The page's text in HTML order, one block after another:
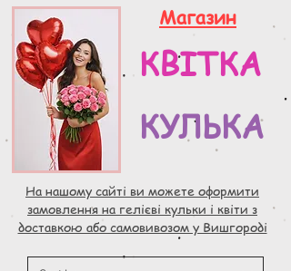
Магазин
КВІТКА
КУЛЬКА
На нашому сайті ви можете оформити
замовлення на гелієві кульки і квіти з
доставкою або самовивозом у Вишгороді